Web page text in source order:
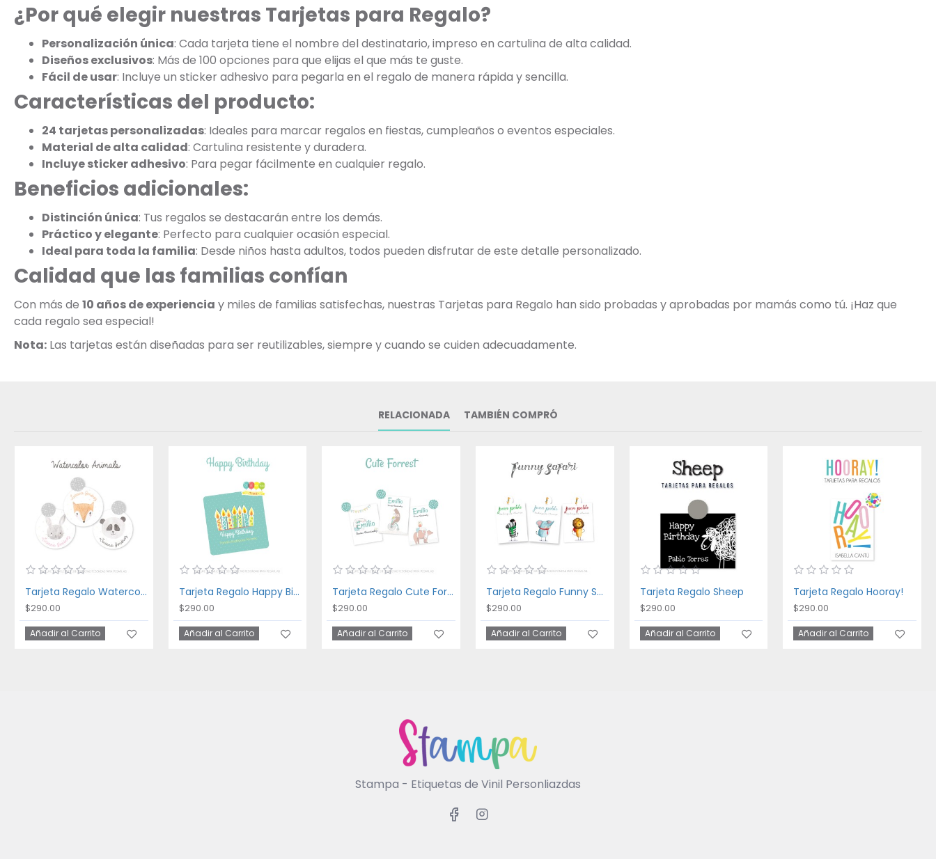
¿Por qué elegir nuestras Tarjetas para Regalo?
Personalización única: Cada tarjeta tiene el nombre del destinatario, impreso en cartulina de alta calidad.
Diseños exclusivos: Más de 100 opciones para que elijas el que más te guste.
Fácil de usar: Incluye un sticker adhesivo para pegarla en el regalo de manera rápida y sencilla.
Características del producto:
24 tarjetas personalizadas: Ideales para marcar regalos en fiestas, cumpleaños o eventos especiales.
Material de alta calidad: Cartulina resistente y duradera.
Incluye sticker adhesivo: Para pegar fácilmente en cualquier regalo.
Beneficios adicionales:
Distinción única: Tus regalos se destacarán entre los demás.
Práctico y elegante: Perfecto para cualquier ocasión especial.
Ideal para toda la familia: Desde niños hasta adultos, todos pueden disfrutar de este detalle personalizado.
Calidad que las familias confían
Con más de 10 años de experiencia y miles de familias satisfechas, nuestras Tarjetas para Regalo han sido probadas y aprobadas por mamás como tú. ¡Haz que
cada regalo sea especial!
Nota: Las tarjetas están diseñadas para ser reutilizables, siempre y cuando se cuiden adecuadamente.
RELACIONADA TAMBIÉN COMPRÓ
Tarjeta Regalo Watercolor Animals
$290.00
Añadir al Carrito
Tarjeta Regalo Happy Birthday
$290.00
Añadir al Carrito
Tarjeta Regalo Cute Forest
$290.00
Añadir al Carrito
Tarjeta Regalo Funny Safari
$290.00
Añadir al Carrito
Tarjeta Regalo Sheep
$290.00
Añadir al Carrito
Tarjeta Regalo Hooray!
$290.00
Añadir al Carrito
Stampa - Etiquetas de Vinil Personliazdas